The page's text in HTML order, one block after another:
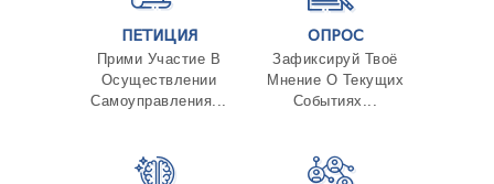
ПЕТИЦИЯ
Прими Участие В
Осуществлении
Самоуправления...
ОПРОС
Зафиксируй Твоё
Мнение О Текущих
Событиях...